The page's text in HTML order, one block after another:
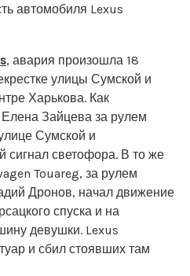
автомобиля Lexus
, авария произошла 18
улицы Сумской и
Харькова. Как
Зайцева за рулем
Сумской и
сигнал светофора. В то же
Touareg, за рулем
Дронов, начал движение
спуска и на
девушки. Lexus
и сбил стоявших там